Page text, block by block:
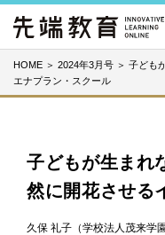
HOME ＞ 2024年3月号 ＞ 子ども
エナプラン・スクール
子どもが生まれ
然に開花させる
久保 礼子（学校法人茂来学